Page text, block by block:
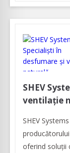
SHEV
ventilație
SHEV
oferind soluții